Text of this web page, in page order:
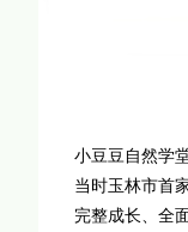
小豆豆自然学
当时玉林市首
完整成长、全